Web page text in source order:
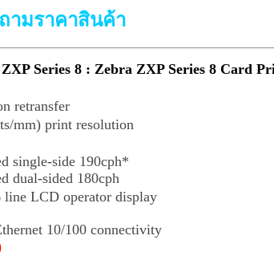
ามราคาสินค้า
Series 8 : Zebra ZXP Series 8 Card
retransfer
mm) print resolution
single-side 190cph*
dual-sided 180cph
line LCD operator display
10/100 connectivity